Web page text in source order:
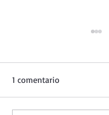
1 comentario